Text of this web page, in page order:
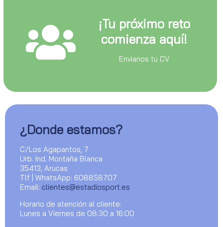
¡Tu próximo reto
comienza aquí!
Envianos tu CV
¿Donde estamos?
C/Los Agapantos, 7
Urb. Ind. Montaña Blanca
35413, Arucas
Tlf | WhatsApp: 608858707
Email: clientes@estadiosport.es
Horario de atención al cliente:
Lunes a Viernes de 08:30 a 16:00